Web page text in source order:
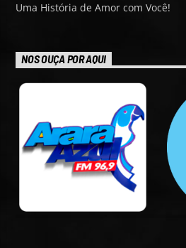
Uma História de Amor com Você!
NOS OUÇA POR AQUI